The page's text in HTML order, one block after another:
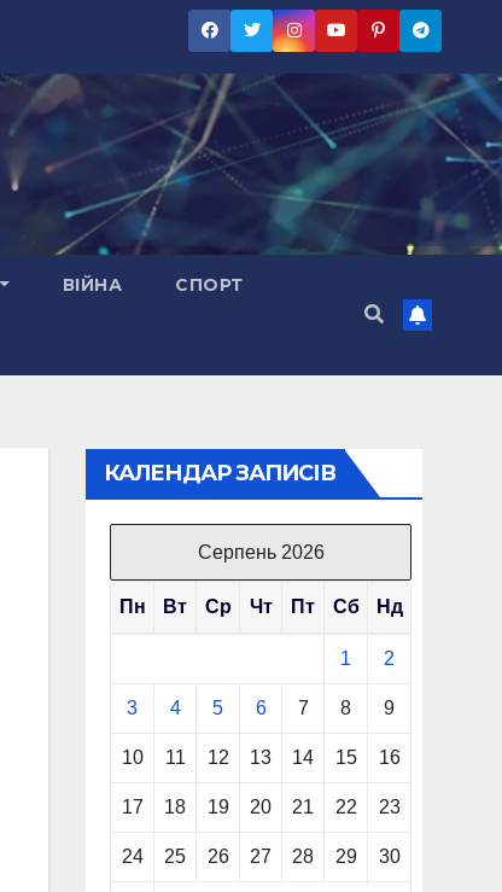
ВІЙНА СПОРТ
КАЛЕНДАР ЗАПИСІВ
Серпень 2026
Пн Вт Ср Чт Пт Сб Нд
1 2
3 4 5 6 7 8 9
10 11 12 13 14 15 16
17 18 19 20 21 22 23
24 25 26 27 28 29 30